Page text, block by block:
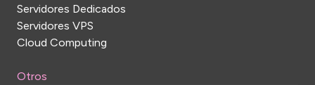
Servidores Dedicados
Servidores VPS
Cloud Computing
Otros